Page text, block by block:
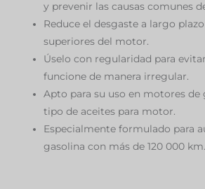
y prevenir las causas comunes
Reduce el desgaste a largo
superiores del motor.
Úselo con regularidad para
funcione de manera irregular.
Apto para su uso en motores de
tipo de aceites para motor.
Especialmente formulado para
gasolina con más de 120 000 km.